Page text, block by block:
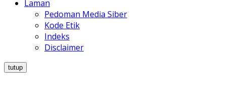
Laman
Pedoman Media Siber
Kode Etik
Indeks
Disclaimer
tutup